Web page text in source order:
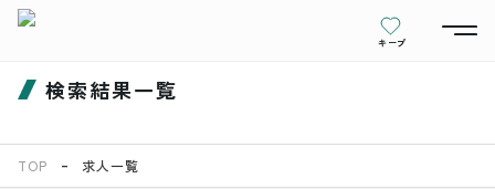
キープ
検索結果一覧
TOP 求人一覧